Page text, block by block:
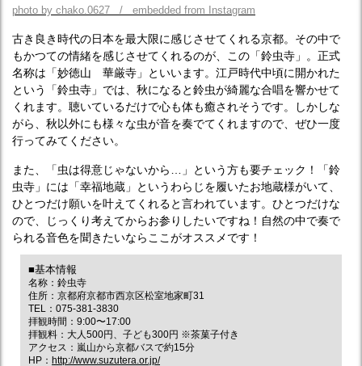
photo by chako.0627 / embedded from Instagram
古き良き時代の日本を最大限に感じさせてくれる京都。その中で
もかつての情緒を感じさせてくれるのが、この「鈴虫寺」。正式
名称は「妙徳山 華厳寺」といいます。江戸時代中頃に開かれた
という「鈴虫寺」では、秋になると鈴虫が綺麗な合唱を響かせて
くれます。聴いているだけで心も体も癒されそうです。しかしな
がら、秋以外にも様々な虫が音を奏でてくれますので、ぜひ一度
行ってみてください。
また、「虫は得意じゃないから…」という方も要チェック！「鈴
虫寺」には「幸福地蔵」というわらじを履いたお地蔵様がいて、
ひとつだけ願いを叶えてくれると言われています。ひとつだけな
ので、じっくり考えてからお参りしたいですね！自然の中で奏で
られる音色を聞きたいならここがオススメです！
■基本情報
名称：鈴虫寺
住所：京都府京都市西京区松室地家町31
TEL：075-381-3830
拝観時間：9:00〜17:00
拝観料：大人500円、子ども300円 ※茶菓子付き
アクセス：嵐山から京都バスで約15分
HP： http://www.suzutera.or.jp/